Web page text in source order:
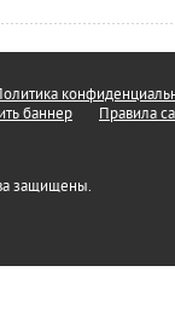
баннер Правила
защищены.